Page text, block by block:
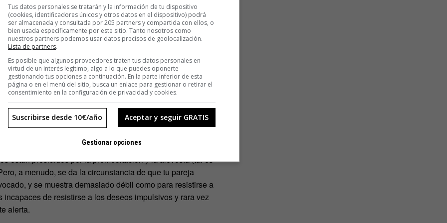
que aquellos que cometieron una infidelidad lo
confundidos.
sea tu pareja, más probabilidades hay de que te la
habitual del organismo del ser humano y, cuando
y atenerse a unos códigos racionales y morales; y eso
Torres, psicólogo de Instituto Centta.
esté fomentando una relación de pareja que incite
siempre es un disparador tanto en la relación como en
más».
están presididos por la premeditación y la alevosía (tal es
a menudo, se da la circunstancia de que tu pareja
y se muestra demasiado débil como para resistirse a
de resistirse a los deseos impulsivos y rara vez
alerta.
Tus datos personales se tratarán y la información de tu dispositivo
(cookies, identificadores únicos y otros datos en el dispositivo) podrá
ser almacenada y consultada por 205 partners y compartida con ellos, o
bien usada específicamente por este sitio. Tanto nosotros como
nuestros partners podemos usar datos precisos de geolocalización.
Lista de partners.
Es posible que algunos proveedores traten tus datos personales en
virtud de un interés legítimo, algo a lo que puedes oponerte
gestionando tus opciones a continuación. En la parte inferior de esta
página o en el menú del sitio, busca un enlace para gestionar o retirar el
consentimiento en la configuración de privacidad y cookies.
Aceptar y seguir GRATIS
Suscribirse desde 10€/año
Gestionar opciones